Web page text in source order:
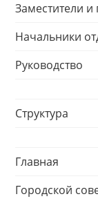
Заместители
Начальники
Руководство
Структура
Главная
Городской